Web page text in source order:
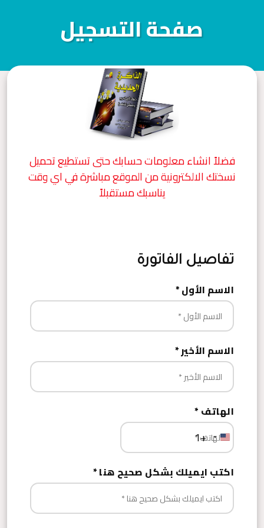
صفحة التسجيل
فضلاً انشاء معلومات حسابك حتى تستطيع تحميل
نسختك الالكترونية من الموقع مباشرة في اي وقت
يناسبك مستقبلاً
تفاصيل الفاتورة
الاسم الأول*
الاسم الأخير*
الهاتف *
United
States
+1
+1
اكتب ايميلك بشكل صحيح هنا*